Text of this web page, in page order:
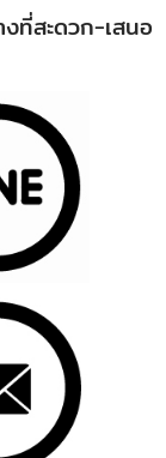
ที่สะดวก-เสนอ